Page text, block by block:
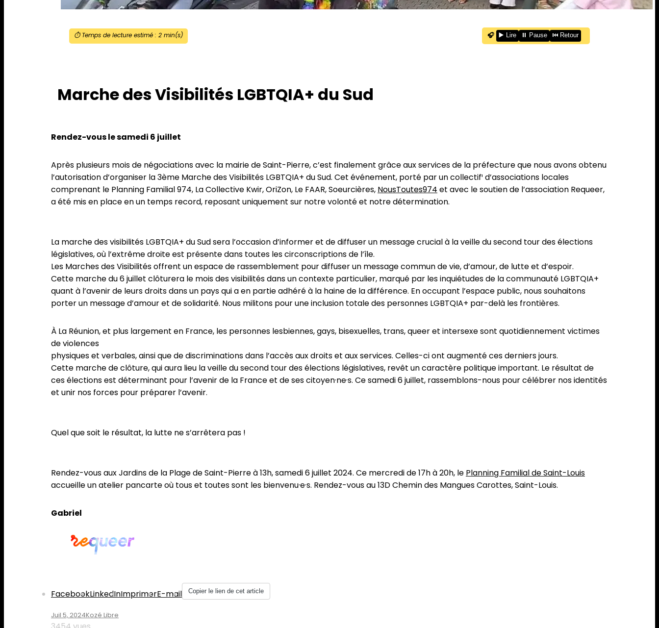
⏱️ Temps de lecture estimé : 2min(s) 🎧 ▶️ Lire ⏸️ Pause ⏮️ Retour
Marche des Visibilités LGBTQIA+ du Sud
Rendez-vous le samedi 6 juillet
Après plusieurs mois de négociations avec la mairie de Saint-Pierre, c’est finalement grâce aux services de la préfecture que nous avons obtenu
l’autorisation d’organiser la 3ème Marche des Visibilités LGBTQIA+ du Sud. Cet événement, porté par un collectif¹ d’associations locales
comprenant le Planning Familial 974, La Collective Kwir, OriZon, Le FAAR, Soeurcières, NousToutes974 et avec le soutien de l’association Requeer,
a été mis en place en un temps record, reposant uniquement sur notre volonté et notre détermination.
La marche des visibilités LGBTQIA+ du Sud sera l’occasion d’informer et de diffuser un message crucial à la veille du second tour des élections
législatives, où l’extrême droite est présente dans toutes les circonscriptions de l’île.
Les Marches des Visibilités offrent un espace de rassemblement pour diffuser un message commun de vie, d’amour, de lutte et d’espoir.
Cette marche du 6 juillet clôturera le mois des visibilités dans un contexte particulier, marqué par les inquiétudes de la communauté LGBTQIA+
quant à l’avenir de leurs droits dans un pays qui a en partie adhéré à la haine de la différence. En occupant l’espace public, nous souhaitons
porter un message d’amour et de solidarité. Nous militons pour une inclusion totale des personnes LGBTQIA+ par-delà les frontières.
À La Réunion, et plus largement en France, les personnes lesbiennes, gays, bisexuelles, trans, queer et intersexe sont quotidiennement victimes
de violences
physiques et verbales, ainsi que de discriminations dans l’accès aux droits et aux services. Celles-ci ont augmenté ces derniers jours.
Cette marche de clôture, qui aura lieu la veille du second tour des élections législatives, revêt un caractère politique important. Le résultat de
ces élections est déterminant pour l’avenir de la France et de ses citoyen·ne·s. Ce samedi 6 juillet, rassemblons-nous pour célébrer nos identités
et unir nos forces pour préparer l’avenir.
Quel que soit le résultat, la lutte ne s’arrêtera pas !
Rendez-vous aux Jardins de la Plage de Saint-Pierre à 13h, samedi 6 juillet 2024. Ce mercredi de 17h à 20h, le Planning Familial de Saint-Louis
accueille un atelier pancarte où tous et toutes sont les bienvenu·e·s. Rendez-vous au 13D Chemin des Mangues Carottes, Saint-Louis.
Gabriel
FacebookLinkedInImprimerE-mail Copier le lien de cet article
Juil 5, 2024Kozé Libre